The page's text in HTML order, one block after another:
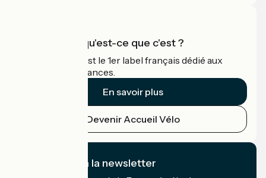
Accueil Vélo qu'est-ce que c'est ?
Accueil Vélo c'est le 1er label français dédié aux
cyclistes en vacances.
En savoir plus
Devenir Accueil Vélo
Je m'abonne à la newsletter